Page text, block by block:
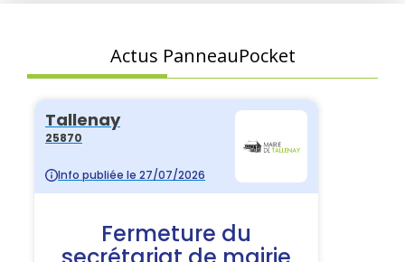
Actus PanneauPocket